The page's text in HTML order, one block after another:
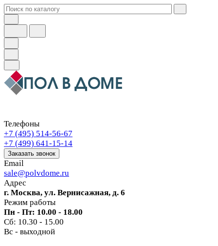
Телефоны
+7 (495) 514-56-67
+7 (499) 641-15-14
Заказать звонок
Email
sale@polvdome.ru
Адрес
г. Москва, ул. Вернисажная, д. 6
Режим работы
Пн - Пт: 10.00 - 18.00
Сб: 10.30 - 15.00
Вс - выходной